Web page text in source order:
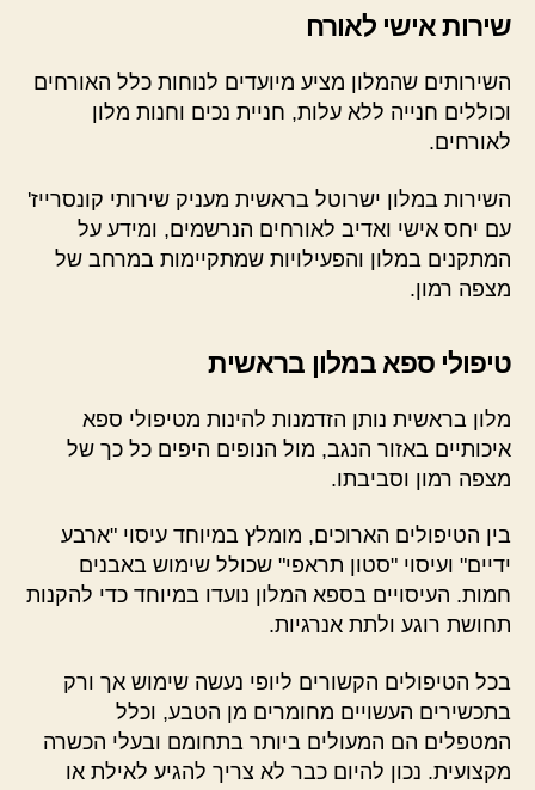
שירות אישי לאורח
השירותים שהמלון מציע מיועדים לנוחות כלל האורחים
וכוללים חנייה ללא עלות, חניית נכים וחנות מלון
לאורחים.
השירות במלון ישרוטל בראשית מעניק שירותי קונסרייז'
עם יחס אישי ואדיב לאורחים הנרשמים, ומידע על
המתקנים במלון והפעילויות שמתקיימות במרחב של
מצפה רמון.
טיפולי ספא במלון בראשית
מלון בראשית נותן הזדמנות להינות מטיפולי ספא
איכותיים באזור הנגב, מול הנופים היפים כל כך של
מצפה רמון וסביבתו.
בין הטיפולים הארוכים, מומלץ במיוחד עיסוי "ארבע
ידיים" ועיסוי "סטון תראפי" שכולל שימוש באבנים
חמות. העיסויים בספא המלון נועדו במיוחד כדי להקנות
תחושת רוגע ולתת אנרגיות.
בכל הטיפולים הקשורים ליופי נעשה שימוש אך ורק
בתכשירים העשויים מחומרים מן הטבע, וכלל
המטפלים הם המעולים ביותר בתחומם ובעלי הכשרה
מקצועית. נכון להיום כבר לא צריך להגיע לאילת או